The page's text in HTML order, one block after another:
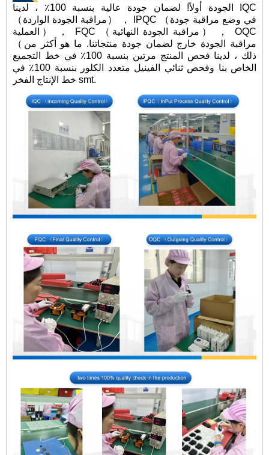
الجودة أولاً! لضمان جودة عالية بنسبة 100٪ ، لدينا IQC
（مراقبة الجودة الواردة） ， IPQC （في وضع مراقبة جودة
العملية） ， FQC （مراقبة الجودة النهائية） ， OQC
（مراقبة الجودة خارج لضمان جودة منتجاتنا. ما هو أكثر من
ذلك ، لدينا فحص المنتج مرتين بنسبة 100٪ في خط التجميع
الخاص بنا وفحص ثنائي الفينيل متعدد الكلور بنسبة 100٪ في
خط الإنتاج الفخر smt.